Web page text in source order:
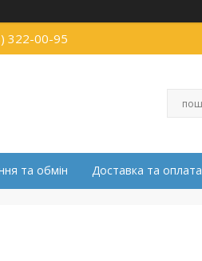
322-00-95
та обмін Доставка та оплата